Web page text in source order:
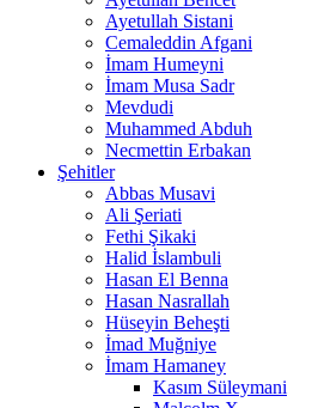
Ayetullah Sistani
Cemaleddin Afgani
İmam Humeyni
İmam Musa Sadr
Mevdudi
Muhammed Abduh
Necmettin Erbakan
Şehitler
Abbas Musavi
Ali Şeriati
Fethi Şikaki
Halid İslambuli
Hasan El Benna
Hasan Nasrallah
Hüseyin Beheşti
İmad Muğniye
İmam Hamaney
Kasım Süleymani